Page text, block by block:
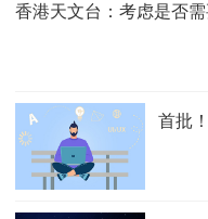
香港天文台：考虑是否
首批